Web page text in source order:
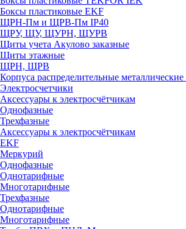
Боксы пластиковые EKF
ЩРН-Пм и ЩРВ-Пм IP40
ЩРУ, ЩУ, ЩУРН, ЩУРВ
Щиты учета Акулово заказные
Щиты этажные
ЩРН, ЩРВ
Корпуса распределительные
Электросчетчики
Аксессуары к электросчётчикам
Однофазные
Трехфазные
Аксессуары к электросчётчикам
EKF
Меркурий
Однофазные
Однотарифные
Многотарифные
Трехфазные
Однотарифные
Многотарифные